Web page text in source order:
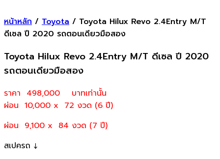
หน้าหลัก / Toyota / Toyota Hilux Revo 2.4Entry M/T
ดีเซล ปี 2020 รถตอนเดียวมือสอง
Toyota Hilux Revo 2.4Entry M/T ดีเซล ปี 2020
รถตอนเดียวมือสอง
ราคา 498,000
บาทเท่านั้น
ผ่อน 10,000 x 72 งวด (6 ปี)
ผ่อน 9,100 x 84 งวด (7 ปี)
สเปครถ ↓